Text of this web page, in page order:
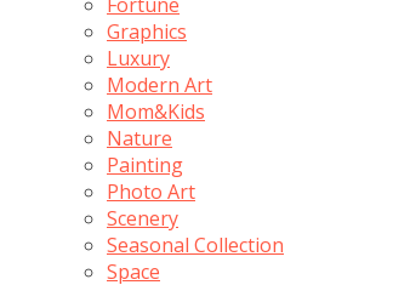
Graphics
Luxury
Modern Art
Mom&Kids
Nature
Painting
Photo Art
Scenery
Seasonal Collection
Space